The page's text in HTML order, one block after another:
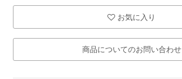
お気に入り
商品についてのお問い合わせ